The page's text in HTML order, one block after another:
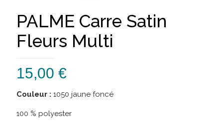
PALME Carre Satin
Fleurs Multi
15,00 €
Couleur : 1050 jaune foncé
100 % polyester